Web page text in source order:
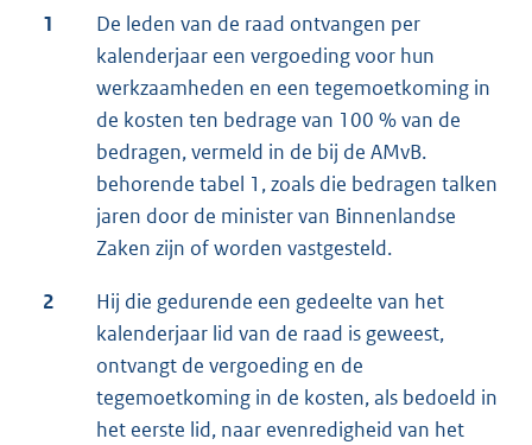
1
De leden van de raad ontvangen per
kalenderjaar een vergoeding voor hun
werkzaamheden en een tegemoetkoming in
de kosten ten bedrage van 100 % van de
bedragen, vermeld in de bij de AMvB.
behorende tabel 1, zoals die bedragen talken
jaren door de minister van Binnenlandse
Zaken zijn of worden vastgesteld.
2
Hij die gedurende een gedeelte van het
kalenderjaar lid van de raad is geweest,
ontvangt de vergoeding en de
tegemoetkoming in de kosten, als bedoeld in
het eerste lid, naar evenredigheid van het